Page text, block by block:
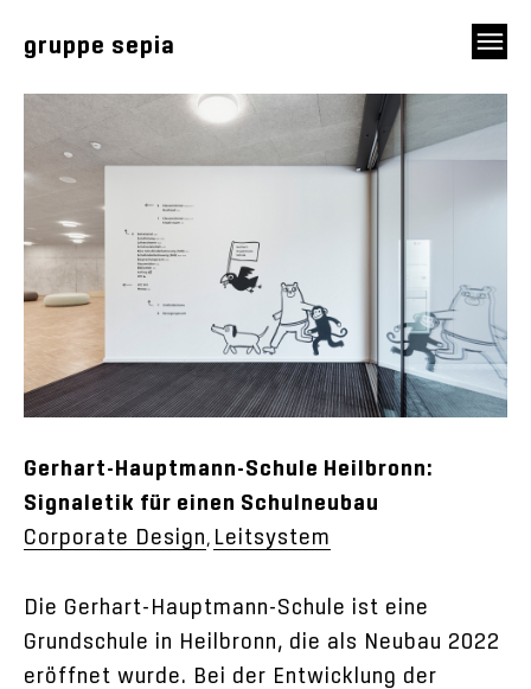
gruppe sepia
Gerhart-Hauptmann-Schule Heilbronn:
Signaletik für einen Schulneubau
Corporate Design , Leitsystem
Die Gerhart-Hauptmann-Schule ist eine
Grundschule in Heilbronn, die als Neubau 2022
eröffnet wurde. Bei der Entwicklung der